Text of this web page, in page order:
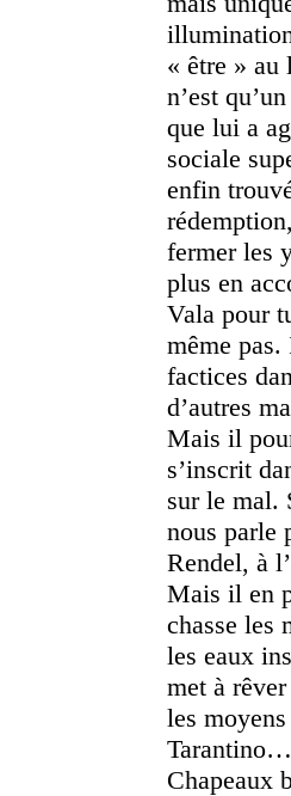
« être » au
n’est
que lui a
sociale
enfin
fermer les
plus en
Vala pour
même
factices
d’autres
Mais il
s’inscrit
sur le mal.
nous parle
Rendel, à
Mais il en
chasse les
les eaux
met à
les
Tarantino…
Chapeaux